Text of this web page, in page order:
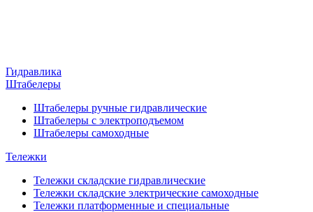
Гидравлика
Штабелеры
Штабелеры ручные гидравлические
Штабелеры с электроподъемом
Штабелеры самоходные
Тележки
Тележки складские гидравлические
Тележки складские электрические самоходные
Тележки платформенные и специальные